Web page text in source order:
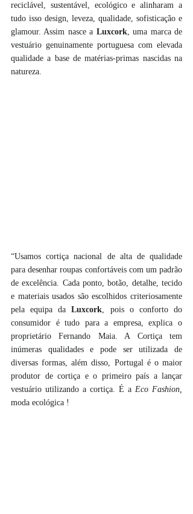
reciclável, sustentável, ecológico e alinharam a
tudo isso design, leveza, qualidade, sofisticação e
glamour. Assim nasce a Luxcork, uma marca de
vestuário genuinamente portuguesa com elevada
qualidade a base de matérias-primas nascidas na
natureza.
“Usamos cortiça nacional de alta de qualidade
para desenhar roupas confortáveis com um padrão
de excelência. Cada ponto, botão, detalhe, tecido
e materiais usados são escolhidos criteriosamente
pela equipa da Luxcork, pois o conforto do
consumidor é tudo para a empresa, explica o
proprietário Fernando Maia. A Cortiça tem
inúmeras qualidades e pode ser utilizada de
diversas formas, além disso, Portugal é o maior
produtor de cortiça e o primeiro país a lançar
vestuário utilizando a cortiça. É a
moda ecológica !